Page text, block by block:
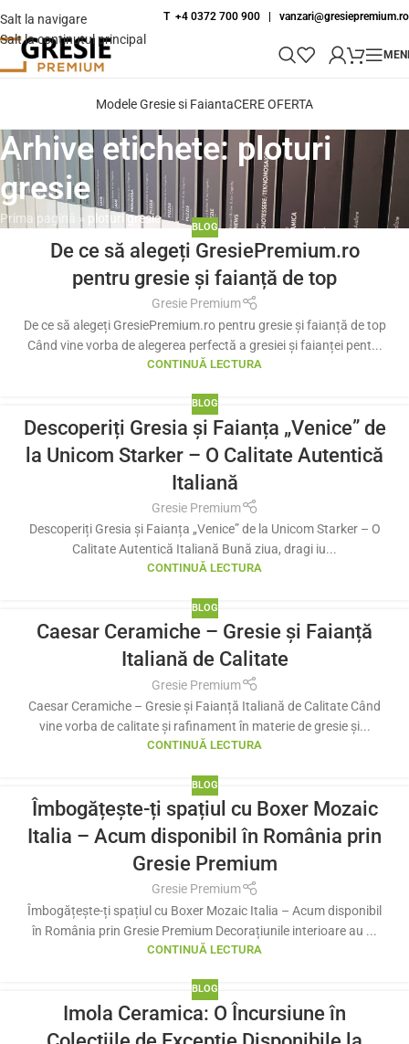
Salt la navigare
Salt la conținutul principal
T +4 0372 700 900 | vanzari@gresiepremium.ro
Modele Gresie si FaiantaCERE OFERTA
Arhive etichete: ploturi
gresie
Prima pagină » ploturi gresie
BLOG
De ce să alegeți GresiePremium.ro
pentru gresie și faianță de top
Gresie Premium
De ce să alegeți GresiePremium.ro pentru gresie și faianță de top
Când vine vorba de alegerea perfectă a gresiei și faianței pent...
CONTINUĂ LECTURA
BLOG
Descoperiți Gresia și Faianța „Venice” de
la Unicom Starker – O Calitate Autentică
Italiană
Gresie Premium
Descoperiți Gresia și Faianța „Venice” de la Unicom Starker – O
Calitate Autentică Italiană Bună ziua, dragi iu...
CONTINUĂ LECTURA
BLOG
Caesar Ceramiche – Gresie și Faianță
Italiană de Calitate
Gresie Premium
Caesar Ceramiche – Gresie și Faianță Italiană de Calitate Când
vine vorba de calitate și rafinament în materie de gresie și...
CONTINUĂ LECTURA
BLOG
Îmbogățește-ți spațiul cu Boxer Mozaic
Italia – Acum disponibil în România prin
Gresie Premium
Gresie Premium
Îmbogățește-ți spațiul cu Boxer Mozaic Italia – Acum disponibil
în România prin Gresie Premium Decorațiunile interioare au ...
CONTINUĂ LECTURA
BLOG
Imola Ceramica: O Încursiune în